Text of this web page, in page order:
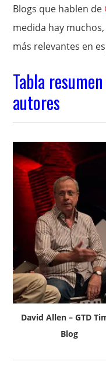
Blogs que hablen de
medida hay
más relevantes en
Tabla
autores
David Allen – GTD
Blog